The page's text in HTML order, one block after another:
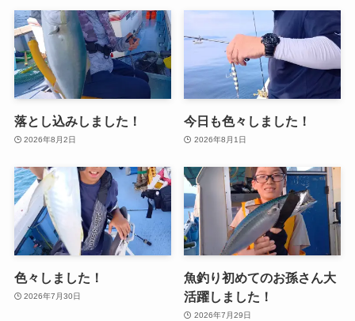
落とし込みしました！
2026年8月2日
今日も色々しました！
2026年8月1日
色々しました！
2026年7月30日
魚釣り初めてのお孫さん大
活躍しました！
2026年7月29日